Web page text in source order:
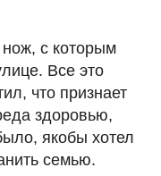
с которым
Все это
что признает
здоровью,
якобы хотел
семью.